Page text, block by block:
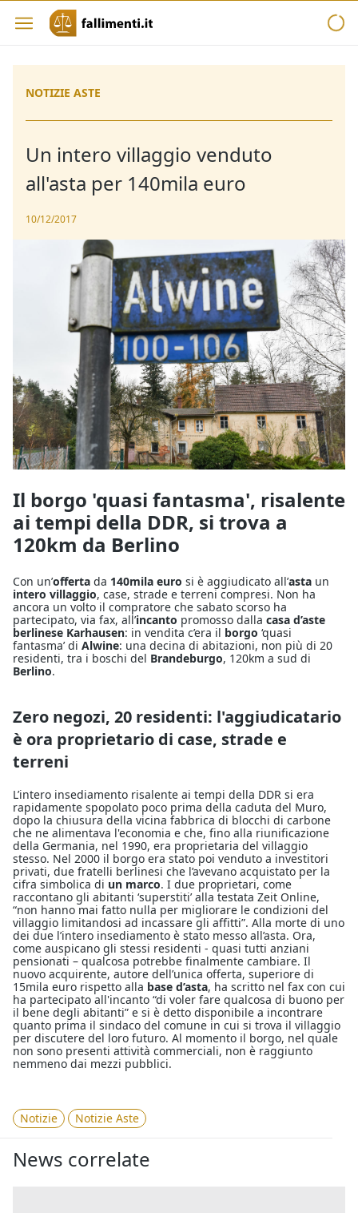
NOTIZIE ASTE
Un intero villaggio venduto
all'asta per 140mila euro
10/12/2017
Il borgo 'quasi fantasma', risalente
ai tempi della DDR, si trova a
120km da Berlino
Con un’offerta da 140mila euro si è aggiudicato all’asta un
intero villaggio, case, strade e terreni compresi. Non ha
ancora un volto il compratore che sabato scorso ha
partecipato, via fax, all’incanto promosso dalla casa d’aste
berlinese Karhausen: in vendita c’era il borgo ‘quasi
fantasma’ di Alwine: una decina di abitazioni, non più di 20
residenti, tra i boschi del Brandeburgo, 120km a sud di
Berlino.
Zero negozi, 20 residenti: l'aggiudicatario
è ora proprietario di case, strade e
terreni
L’intero insediamento risalente ai tempi della DDR si era
rapidamente spopolato poco prima della caduta del Muro,
dopo la chiusura della vicina fabbrica di blocchi di carbone
che ne alimentava l'economia e che, fino alla riunificazione
della Germania, nel 1990, era proprietaria del villaggio
stesso. Nel 2000 il borgo era stato poi venduto a investitori
privati, due fratelli berlinesi che l’avevano acquistato per la
cifra simbolica di un marco. I due proprietari, come
raccontano gli abitanti ‘superstiti’ alla testata Zeit Online,
“non hanno mai fatto nulla per migliorare le condizioni del
villaggio limitandosi ad incassare gli affitti”. Alla morte di uno
dei due l’intero insediamento è stato messo all’asta. Ora,
come auspicano gli stessi residenti - quasi tutti anziani
pensionati – qualcosa potrebbe finalmente cambiare. Il
nuovo acquirente, autore dell’unica offerta, superiore di
15mila euro rispetto alla base d’asta, ha scritto nel fax con cui
ha partecipato all'incanto “di voler fare qualcosa di buono per
il bene degli abitanti” e si è detto disponibile a incontrare
quanto prima il sindaco del comune in cui si trova il villaggio
per discutere del loro futuro. Al momento il borgo, nel quale
non sono presenti attività commerciali, non è raggiunto
nemmeno dai mezzi pubblici.
Notizie Notizie Aste
News correlate